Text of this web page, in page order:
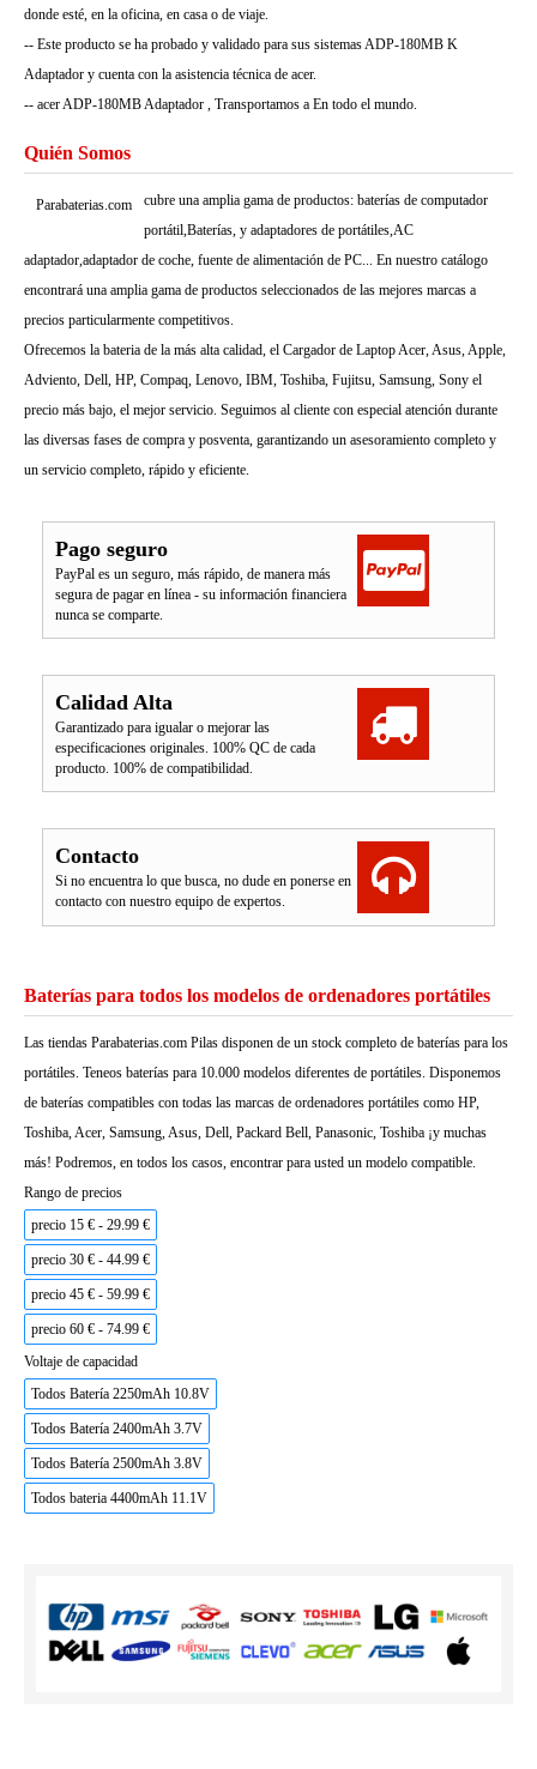
donde esté, en la oficina, en casa o de viaje.
-- Este producto se ha probado y validado para sus sistemas ADP-180MB K
Adaptador y cuenta con la asistencia técnica de acer.
-- acer ADP-180MB Adaptador , Transportamos a En todo el mundo.
Quién Somos
Parabaterias.com
cubre una amplia gama de productos: baterías de computador
portátil,Baterías, y adaptadores de portátiles,AC
adaptador,adaptador de coche, fuente de alimentación de PC... En nuestro catálogo
encontrará una amplia gama de productos seleccionados de las mejores marcas a
precios particularmente competitivos.
Ofrecemos la bateria de la más alta calidad, el Cargador de Laptop Acer, Asus, Apple,
Adviento, Dell, HP, Compaq, Lenovo, IBM, Toshiba, Fujitsu, Samsung, Sony el
precio más bajo, el mejor servicio. Seguimos al cliente con especial atención durante
las diversas fases de compra y posventa, garantizando un asesoramiento completo y
un servicio completo, rápido y eficiente.
Pago seguro
PayPal es un seguro, más rápido, de manera más
segura de pagar en línea - su información financiera
nunca se comparte.
Calidad Alta
Garantizado para igualar o mejorar las
especificaciones originales. 100% QC de cada
producto. 100% de compatibilidad.
Contacto
Si no encuentra lo que busca, no dude en ponerse en
contacto con nuestro equipo de expertos.
Baterías para todos los modelos de ordenadores portátiles
Las tiendas Parabaterias.com Pilas disponen de un stock completo de baterías para los
portátiles. Teneos baterías para 10.000 modelos diferentes de portátiles. Disponemos
de baterías compatibles con todas las marcas de ordenadores portátiles como HP,
Toshiba, Acer, Samsung, Asus, Dell, Packard Bell, Panasonic, Toshiba ¡y muchas
más! Podremos, en todos los casos, encontrar para usted un modelo compatible.
Rango de precios
precio 15 € - 29.99 €
precio 30 € - 44.99 €
precio 45 € - 59.99 €
precio 60 € - 74.99 €
Voltaje de capacidad
Todos Batería 2250mAh 10.8V
Todos Batería 2400mAh 3.7V
Todos Batería 2500mAh 3.8V
Todos bateria 4400mAh 11.1V